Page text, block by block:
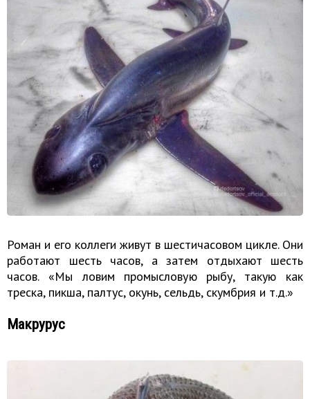
Роман и его коллеги живут в шестичасовом цикле. Они
работают шесть часов, а затем отдыхают шесть
часов. «Мы ловим промысловую рыбу, такую как
треска, пикша, палтус, окунь, сельдь, скумбрия и т.д.»
Макрурус